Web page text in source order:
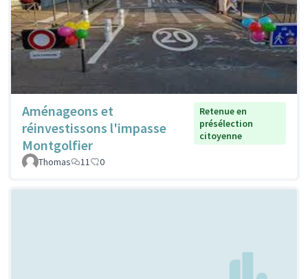
Aménageons et
réinvestissons l'impasse
Montgolfier
Retenue en
présélection
citoyenne
Thomas 11 0